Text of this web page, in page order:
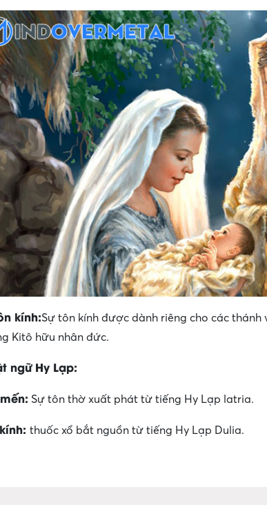
kính:Sự tôn kính được dành riêng cho các
Kitô hữu nhân đức.
ngữ Hy Lạp:
Sự tôn thờ xuất phát từ tiếng Hy Lạp latria.
thuốc xổ bắt nguồn từ tiếng Hy Lạp Dulia.